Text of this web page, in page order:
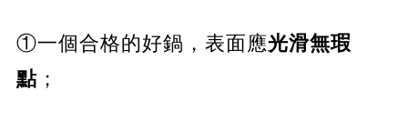
①一個合格的好鍋，表面應光滑無瑕
點；